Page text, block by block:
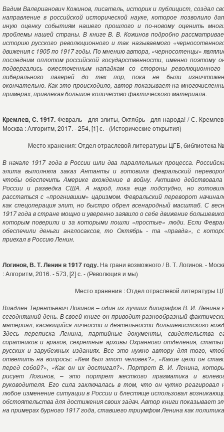
Вадим Валерианович Кожинов, писатель, историк и публицист, создал
направление в российской исторической науке, которое позволило
иную оценку событиям нашего прошлого и по-новому оценить
проблемы нашей страны. В книге В. В. Кожинов подробно
историю русского революционного и так называемого
движения с 1905 по 1917 годы. По мнению автора, «черносотенцы»
последним оплотом российской государственности, именно поэтому
подвергались ожесточенным нападкам со стороны
либерального лагерей до тех пор, пока не были
окончательно. Как это происходило, автор показывает на
примерах, привлекая большое количество фактического материала.
Кремлев, С. 1917.Февраль - для элиты, Октябрь - для народа! / С.
Москва : Алгоритм, 2017. - 254, [1] с. - (Исторические открытия)
Место хранения: Отдел отраслевой литературы ЦГБ, библиотека
В начале 1917 года в России шли два параллельных процесса.
элита выполняла заказ Антанты и готовила февральский
чтобы обеспечить Америке вхождение в войну. Активно
России и разведка США. А народ, пока еще подспудно, но
расстаться с «прогнившим» царизмом. Февральский переворот
как спецоперация элит, но быстро обрел всенародный масштаб. С
1917 года в стране мощно и уверенно заявило о себе движение
которым поверили и за которыми пошли «простые» люди. Если
обеспечили деньги англосаксов, то Октябрь - та «правда», с
приехал в Россию Ленин.
Логинов, В. Т. Ленин в 1917 году. На грани возможного / В. Т. Логинов. -
: Алгоритм, 2016. - 573, [2] с. - (Революция и мы)
Место хранения : Отдел отраслевой литературы
Владлен Терентьевич Логинов – один из лучших биографов В. И. Ленина
сегодняшний день. В своей книге он приводит разнообразный
материал, касающийся личности и деятельности большевистского
Здесь переписка Ленина, партийные документы, свидетельства
соратников и врагов, секретные архивы Охранного отделения,
русских и зарубежных изданиях. Все это нужно автору для того,
ответить на вопросы: «Кем был этот человек?», «Какие цели он
перед собой?», «Как он их достигал?». Портрет В. И. Ленина,
рисует Логинов, – это портрет жесткого прагматика и
руководителя. Его сила заключалась в том, что он чутко реагировал
любое изменение ситуации в России и блестяще использовал
обстоятельства для достижения своих задач. Автор книги показывает
на примерах бурного 1917 года, ставшего триумфом Ленина как